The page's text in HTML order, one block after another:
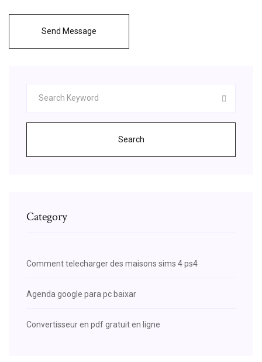
Send Message
Search
Category
Comment telecharger des maisons sims 4 ps4
Agenda google para pc baixar
Convertisseur en pdf gratuit en ligne